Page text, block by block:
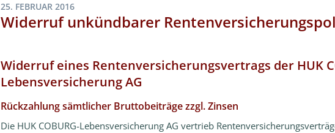
25. FEBRUAR 2016
Widerruf unkündbarer
Widerruf eines Rentenversicherungsvertrags der HUK
Lebensversicherung AG
Rückzahlung sämtlicher Bruttobeiträge zzgl. Zinsen
Die HUK COBURG-Lebensversicherung AG vertrieb